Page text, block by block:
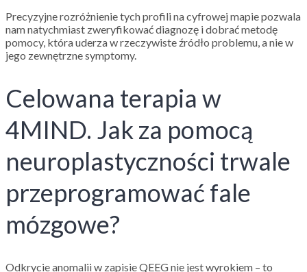
Precyzyjne rozróżnienie tych profili na cyfrowej mapie pozwala
nam natychmiast zweryfikować diagnozę i dobrać metodę
pomocy, która uderza w rzeczywiste źródło problemu, a nie w
jego zewnętrzne symptomy.
Celowana terapia w
4MIND. Jak za pomocą
neuroplastyczności trwale
przeprogramować fale
mózgowe?
Odkrycie anomalii w zapisie QEEG nie jest wyrokiem – to